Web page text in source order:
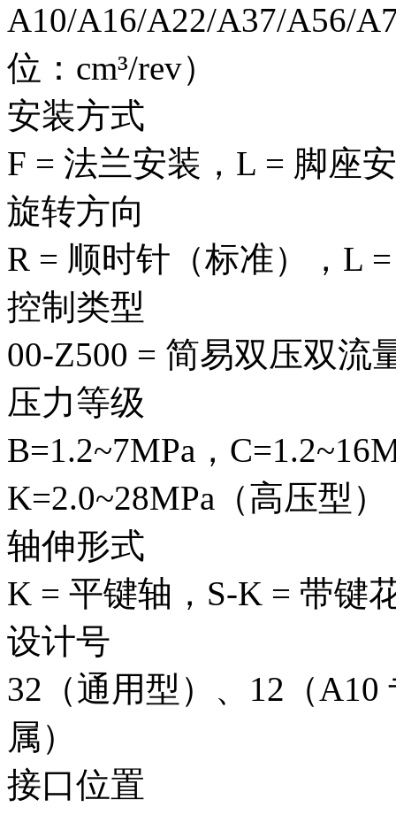
A10/A16/A22/A37/A56/
位：cm³/rev）
安装方式
F = 法兰安装，L = 脚座
旋转方向
R = 顺时针（标准），L
控制类型
00-Z500 = 简易双压双流
压力等级
B=1.2~7MPa，
K=2.0~28MPa（高压型）
轴伸形式
K = 平键轴，S-K = 带键
设计号
32（通用型）、12（A10
属）
接口位置